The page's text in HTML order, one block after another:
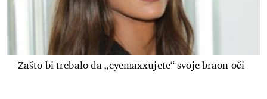
Zašto bi trebalo da „eyemaxxujete“ svoje braon oči